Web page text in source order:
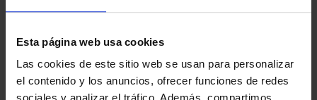
Esta página web usa cookies
Las cookies de este sitio web se usan para personalizar
el contenido y los anuncios, ofrecer funciones de redes
CAPITALES ESPAÑOLAS
- CEUTA
73,00 €
- ALBACETE
73,00 €